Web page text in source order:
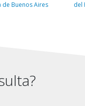
de Buenos Aires
del